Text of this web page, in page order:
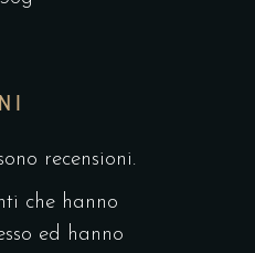
recensioni.
che hanno
ed hanno